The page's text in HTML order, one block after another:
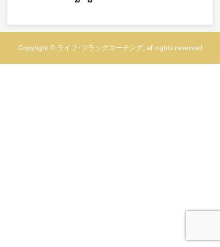
Copyright © ライフ･フラッグコーチング, all rights reserved